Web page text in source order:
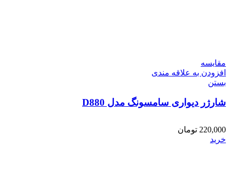
مقایسه
افزودن به علاقه مندی
بستن
شارژر دیواری سامسونگ مدل D880
220,000 تومان
خرید